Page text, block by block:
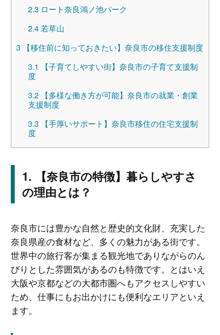
2.3 ロート奈良鴻ノ池パーク
2.4若草山
3 【移住前に知っておきたい】奈良市の移住支援制度
3.1
【子育てしやすい街】奈良市の子育て支援制
度
3.2【多様な働き方が可能】奈良市の就業・創業
支援制度
3.3 【手厚いサポート】奈良市移住の住宅支援制
度
【奈良市の特徴】暮らしやすさ
の理由とは？
奈良市には豊かな自然と歴史的文化財、充実した
奈良県産の食材など、多くの魅力がある街です。
世界中の旅行客が集まる観光地でありながらのん
びりとした雰囲気があるのも特徴です。とはいえ
大阪や京都などの大都市圏へもアクセスしやすい
ため、仕事にもお出かけにも便利なエリアといえ
ます。